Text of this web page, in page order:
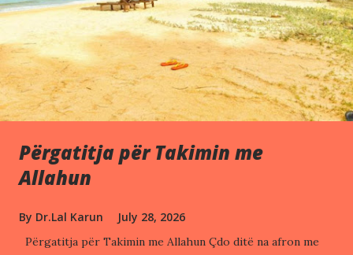
Përgatitja për Takimin me
Allahun
By Dr.Lal Karun July 28, 2026
Përgatitja për Takimin me Allahun Çdo ditë na afron me